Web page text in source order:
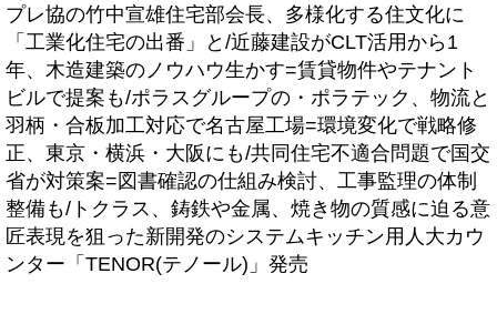
プレ協の竹中宣雄住宅部会長、多様化する住文化に
「工業化住宅の出番」と/近藤建設がCLT活用から1
年、木造建築のノウハウ生かす=賃貸物件やテナント
ビルで提案も/ポラスグループの・ポラテック、物流と
羽柄・合板加工対応で名古屋工場=環境変化で戦略修
正、東京・横浜・大阪にも/共同住宅不適合問題で国交
省が対策案=図書確認の仕組み検討、工事監理の体制
整備も/トクラス、鋳鉄や金属、焼き物の質感に迫る意
匠表現を狙った新開発のシステムキッチン用人大カウ
ンター「TENOR(テノール)」発売